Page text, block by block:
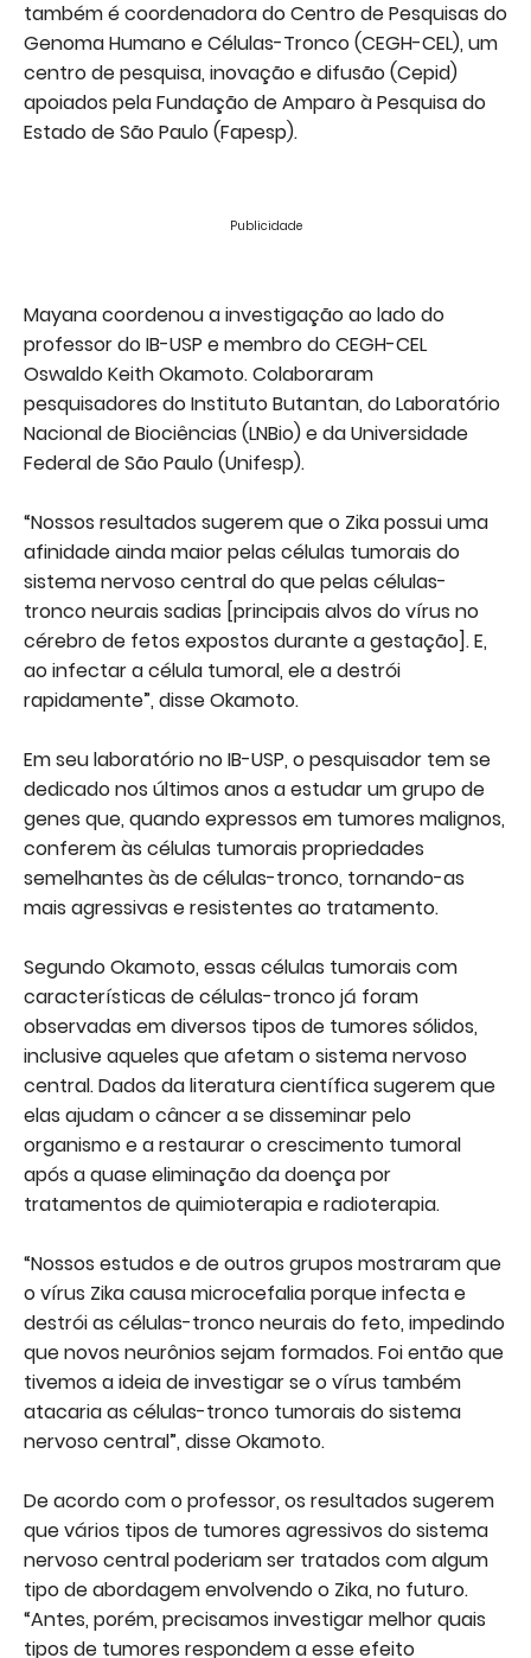
também é coordenadora do Centro de Pesquisas do
Genoma Humano e Células-Tronco (CEGH-CEL), um
centro de pesquisa, inovação e difusão (Cepid)
apoiados pela Fundação de Amparo à Pesquisa do
Estado de São Paulo (Fapesp).
Publicidade
Mayana coordenou a investigação ao lado do
professor do IB-USP e membro do CEGH-CEL
Oswaldo Keith Okamoto. Colaboraram
pesquisadores do Instituto Butantan, do Laboratório
Nacional de Biociências (LNBio) e da Universidade
Federal de São Paulo (Unifesp).
“Nossos resultados sugerem que o Zika possui uma
afinidade ainda maior pelas células tumorais do
sistema nervoso central do que pelas células-
tronco neurais sadias [principais alvos do vírus no
cérebro de fetos expostos durante a gestação]. E,
ao infectar a célula tumoral, ele a destrói
rapidamente”, disse Okamoto.
Em seu laboratório no IB-USP, o pesquisador tem se
dedicado nos últimos anos a estudar um grupo de
genes que, quando expressos em tumores malignos,
conferem às células tumorais propriedades
semelhantes às de células-tronco, tornando-as
mais agressivas e resistentes ao tratamento.
Segundo Okamoto, essas células tumorais com
características de células-tronco já foram
observadas em diversos tipos de tumores sólidos,
inclusive aqueles que afetam o sistema nervoso
central. Dados da literatura científica sugerem que
elas ajudam o câncer a se disseminar pelo
organismo e a restaurar o crescimento tumoral
após a quase eliminação da doença por
tratamentos de quimioterapia e radioterapia.
“Nossos estudos e de outros grupos mostraram que
o vírus Zika causa microcefalia porque infecta e
destrói as células-tronco neurais do feto, impedindo
que novos neurônios sejam formados. Foi então que
tivemos a ideia de investigar se o vírus também
atacaria as células-tronco tumorais do sistema
nervoso central”, disse Okamoto.
De acordo com o professor, os resultados sugerem
que vários tipos de tumores agressivos do sistema
nervoso central poderiam ser tratados com algum
tipo de abordagem envolvendo o Zika, no futuro.
“Antes, porém, precisamos investigar melhor quais
tipos de tumores respondem a esse efeito